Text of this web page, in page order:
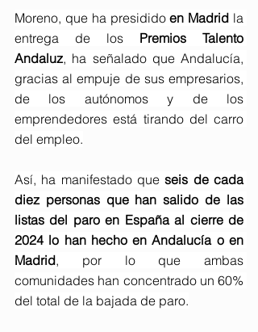
Moreno, que ha presidido en Madrid la
entrega de los Premios Talento
Andaluz, ha señalado que Andalucía,
gracias al empuje de sus empresarios,
de los autónomos y de los
emprendedores está tirando del carro
del empleo.
Así, ha manifestado que seis de cada
diez personas que han salido de las
listas del paro en España al cierre de
2024 lo han hecho en Andalucía o en
Madrid, por lo que ambas
comunidades han concentrado un 60%
del total de la bajada de paro.